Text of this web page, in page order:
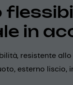
in
resistente
esterno liscio,